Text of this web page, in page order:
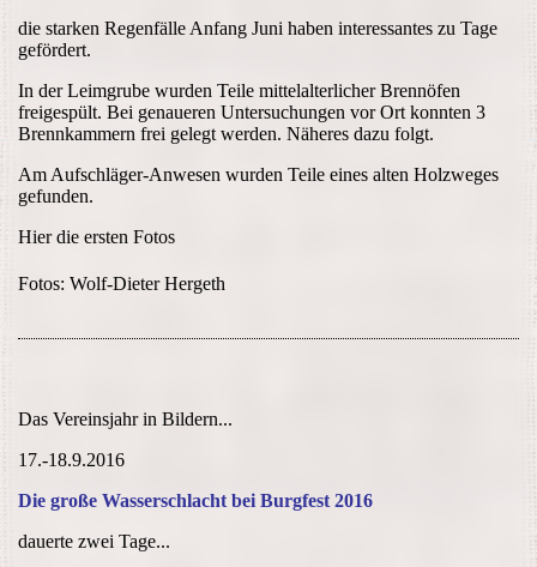
die starken Regenfälle Anfang Juni haben interessantes zu Tage
gefördert.
In der Leimgrube wurden Teile mittelalterlicher Brennöfen
freigespült. Bei genaueren Untersuchungen vor Ort konnten 3
Brennkammern frei gelegt werden. Näheres dazu folgt.
Am Aufschläger-Anwesen wurden Teile eines alten Holzweges
gefunden.
Hier die ersten Fotos
Fotos: Wolf-Dieter Hergeth
Das Vereinsjahr in Bildern...
17.-18.9.2016
Die große Wasserschlacht bei Burgfest 2016
dauerte zwei Tage...